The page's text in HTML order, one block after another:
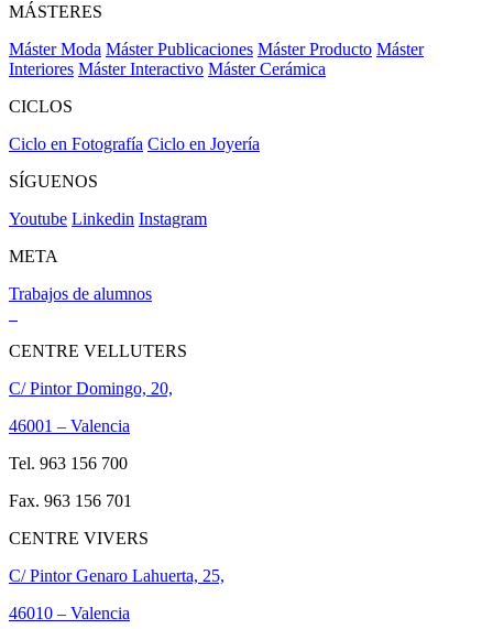
MÁSTERES
Máster Moda Máster Publicaciones Máster Producto Máster
Interiores Máster Interactivo Máster Cerámica
CICLOS
Ciclo en Fotografía Ciclo en Joyería
SÍGUENOS
Youtube Linkedin Instagram
META
Trabajos de alumnos
CENTRE VELLUTERS
C/ Pintor Domingo, 20,
46001 – Valencia
Tel. 963 156 700
Fax. 963 156 701
CENTRE VIVERS
C/ Pintor Genaro Lahuerta, 25,
46010 – Valencia